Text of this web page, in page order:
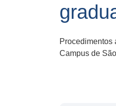
Procedimentos
Campus de